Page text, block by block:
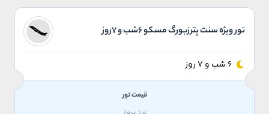
تور ویژه سنت پترزبورگ مسکو 6شب و 7روز
6 شب و 7 روز
قیمت تور